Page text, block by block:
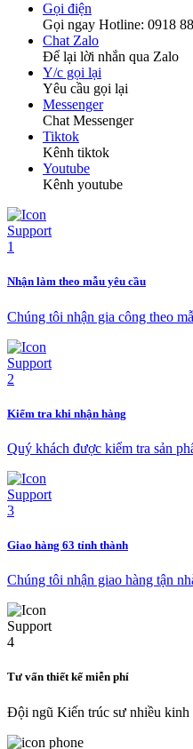
Gọi điện
Gọi ngay Hotline: 0918
Chat Zalo
Để lại lời nhắn qua Zalo
Y/c gọi lại
Yêu cầu gọi lại
Messenger
Chat Messenger
Tiktok
Kênh tiktok
Youtube
Kênh youtube
Nhận làm theo mẫu yêu cầu
Chúng tôi nhận gia công theo
Kiểm tra khi nhận hàng
Quý khách được kiểm tra sản
Giao hàng 63 tỉnh thành
Chúng tôi nhận giao hàng tận
Tư vấn thiết kế miễn phí
Đội ngũ Kiến trúc sư nhiều kinh